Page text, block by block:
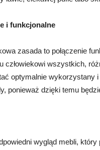
i funkcjonalne
zasada to połączenie
człowiekowi wszystkich,
optymalnie wykorzystany
ponieważ dzięki temu
wygląd mebli,